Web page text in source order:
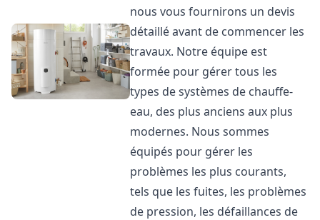
nous vous fournirons un devis
détaillé avant de commencer les
travaux. Notre équipe est
formée pour gérer tous les
types de systèmes de chauffe-
eau, des plus anciens aux plus
modernes. Nous sommes
équipés pour gérer les
problèmes les plus courants,
tels que les fuites, les problèmes
de pression, les défaillances de